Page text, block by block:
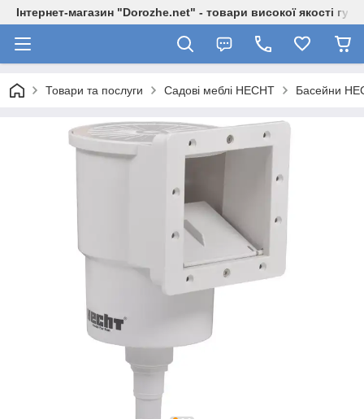
Інтернет-магазин "Dorozhe.net" - товари високої якості
Товари та послуги Садові меблі HECHT Басейни